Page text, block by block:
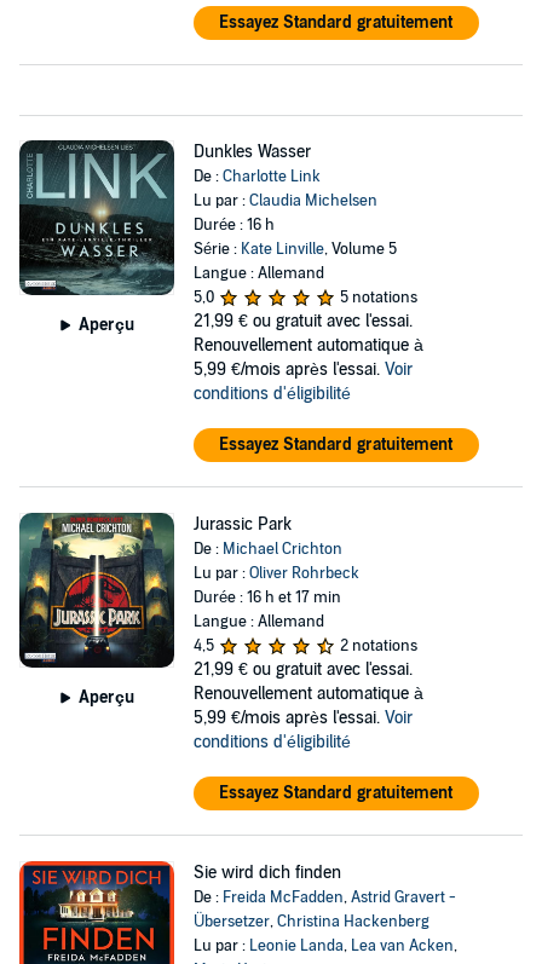
Essayez Standard gratuitement
Aperçu
Dunkles Wasser
De :Charlotte Link
Lu par :Claudia Michelsen
Durée : 16 h
Série : Kate Linville, Volume 5
Langue : Allemand
5,0
5 notations
21,99 € ou gratuit avec l'essai.
Renouvellement automatique à
5,99 €/mois après l'essai. Voir
conditions d'éligibilité
Essayez Standard gratuitement
Aperçu
Jurassic Park
De : Michael Crichton
Lu par :Oliver Rohrbeck
Durée : 16 h et 17 min
Langue : Allemand
4,5
2 notations
21,99 € ou gratuit avec l'essai.
Renouvellement automatique à
5,99 €/mois après l'essai. Voir
conditions d'éligibilité
Essayez Standard gratuitement
Sie wird dich finden
De : Freida McFadden,Astrid Gravert -
Übersetzer,Christina Hackenberg
Lu par : Leonie Landa, Lea van Acken,